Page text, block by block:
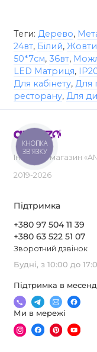
Теги: Дерево,
24вт, Білий,
50*7см, 36вт,
LED Матриця,
Для кабінету, Для
ресторану, Для
Інтернет-магазин
2019-2026
Підтримка
+380 97 504 11 39
+380 63 522 51 07
Зворотний дзвінок
Будні, з 10:00 до
Підтримка в
Ми в мережі
КНОПКА
ЗВ'ЯЗКУ